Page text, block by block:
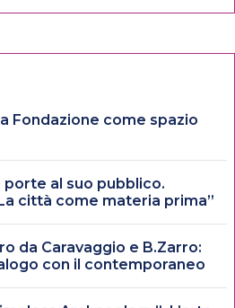
Fondazione come spazio
al suo pubblico.
città come materia prima”
da Caravaggio e B.Zarro:
con il contemporaneo